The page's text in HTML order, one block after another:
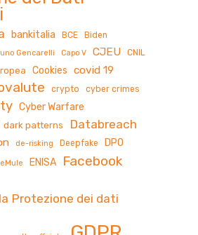
bankitalia BCE Biden
Gencarelli Capo V CJEU CNIL
Cookies covid 19
crypto cyber crimes
Cyber Warfare
dark patterns Databreach
de-risking Deepfake DPO
eMule ENISA Facebook
Protezione dei dati